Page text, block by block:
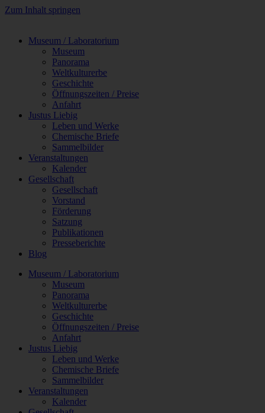
Zum Inhalt springen
Museum / Laboratorium
Museum
Panorama
Weltkulturerbe
Geschichte
Öffnungszeiten / Preise
Anfahrt
Justus Liebig
Leben und Werke
Chemische Briefe
Sammelbilder
Veranstaltungen
Kalender
Gesellschaft
Gesellschaft
Vorstand
Förderung
Satzung
Publikationen
Presseberichte
Blog
Museum / Laboratorium
Museum
Panorama
Weltkulturerbe
Geschichte
Öffnungszeiten / Preise
Anfahrt
Justus Liebig
Leben und Werke
Chemische Briefe
Sammelbilder
Veranstaltungen
Kalender